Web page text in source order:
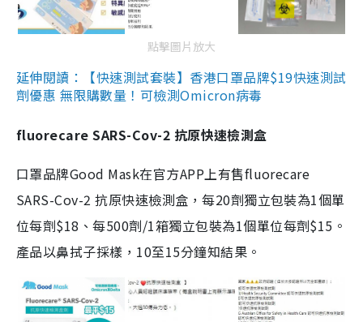
點擊圖片放大
延伸閱讀：【快速測試套裝】香港口罩品牌$19快速測試
劑優惠 無限購數量！可檢測Omicron病毒
fluorecare SARS-Cov-2 抗原快速檢測盒
口罩品牌Good Mask在官方APP上有售fluorecare
SARS-Cov-2 抗原快速檢測盒，每20劑獨立包裝為1個單
位每劑$18、每500劑/1箱獨立包裝為1個單位每劑$15。
產品以鼻拭子採樣，10至15分鐘知結果。